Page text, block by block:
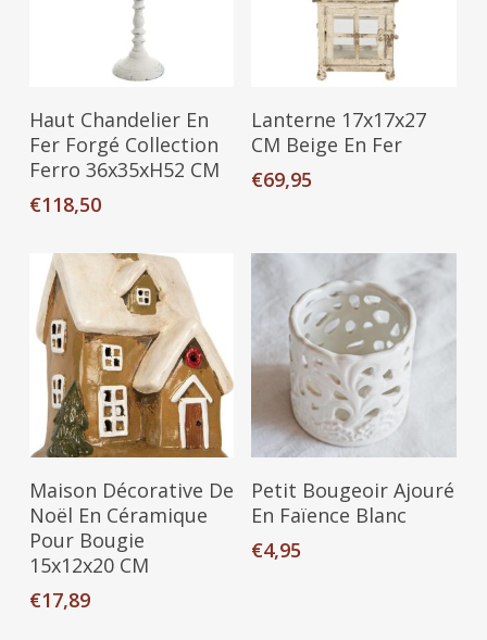
Ajouter Au Panier
Haut Chandelier En
Fer Forgé Collection
Ferro 36x35xH52 CM
€118,50
Ajouter Au Panier
Lanterne 17x17x27
CM Beige En Fer
€69,95
Ajouter Au Panier
Maison Décorative De
Noël En Céramique
Pour Bougie
15x12x20 CM
€17,89
Ajouter Au Panier
Petit Bougeoir Ajouré
En Faïence Blanc
€4,95